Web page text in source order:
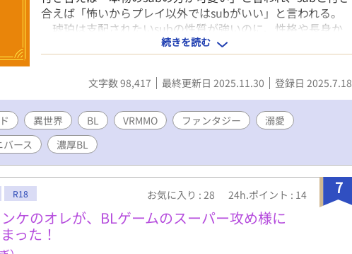
合えば「怖いからプレイ以外ではsubがいい」と言われる。
琥珀は支配されたいsubの性質が強いのに、性格や長身か
らdomとして扱われることが多かった。 そんな傷付いた琥
珀を見かねて、親友の萩原はとあるゲームを勧めた。いま世
間で一番人気なVRMMOゲームであるそれは、リアルな世界
観でNPCとの会話も本物の人間と話しているようだと話題の
ばれるこのゲームの世界で、ダイナミクスのことを忘れて過
ごしてみるのもいいかもしれない。でも恋愛だけはしないで
おこう。本当の自分を知ったらきっと幻滅されるから。 そ
んな期待と、少しの不安を胸に琥珀は仮想空間の世界に足を
踏み入れた＿＿＿＿それなのに、どうして好みドンピシャの
NPCが口説いてくるの…！！ Dom /Subユニバースのある世
界です。溺愛系スパダリ紳士×恋愛下手な美人が見たくて書
きました。現実の世界がある大学生の受けと、ゲームの世界
続きを読む
文字数 98,417 最終更新日 2025.11.30 登録日 2025.7.18
異世界 BL VRMMO ファンタジー
溺愛
ース
濃厚BL
7
R18 お気に入り : 28 24h.ポイント : 14
ケのオレが、BLゲームのスーパー攻め様に
った！